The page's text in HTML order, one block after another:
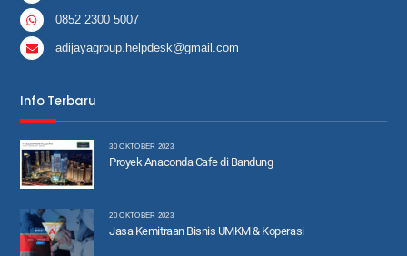
0852 2300 5007
adijayagroup.helpdesk@gmail.com
Info Terbaru
30 OKTOBER 2023
Proyek Anaconda Cafe di Bandung
20 OKTOBER 2023
Jasa Kemitraan Bisnis UMKM & Koperasi